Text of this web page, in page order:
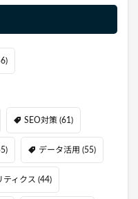
SEO対策 (61)
データ活用 (55)
ティクス (44)